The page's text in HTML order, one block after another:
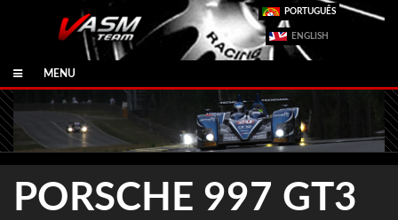
PORTUGUÊS
ENGLISH
MENU
PORSCHE 997 GT3